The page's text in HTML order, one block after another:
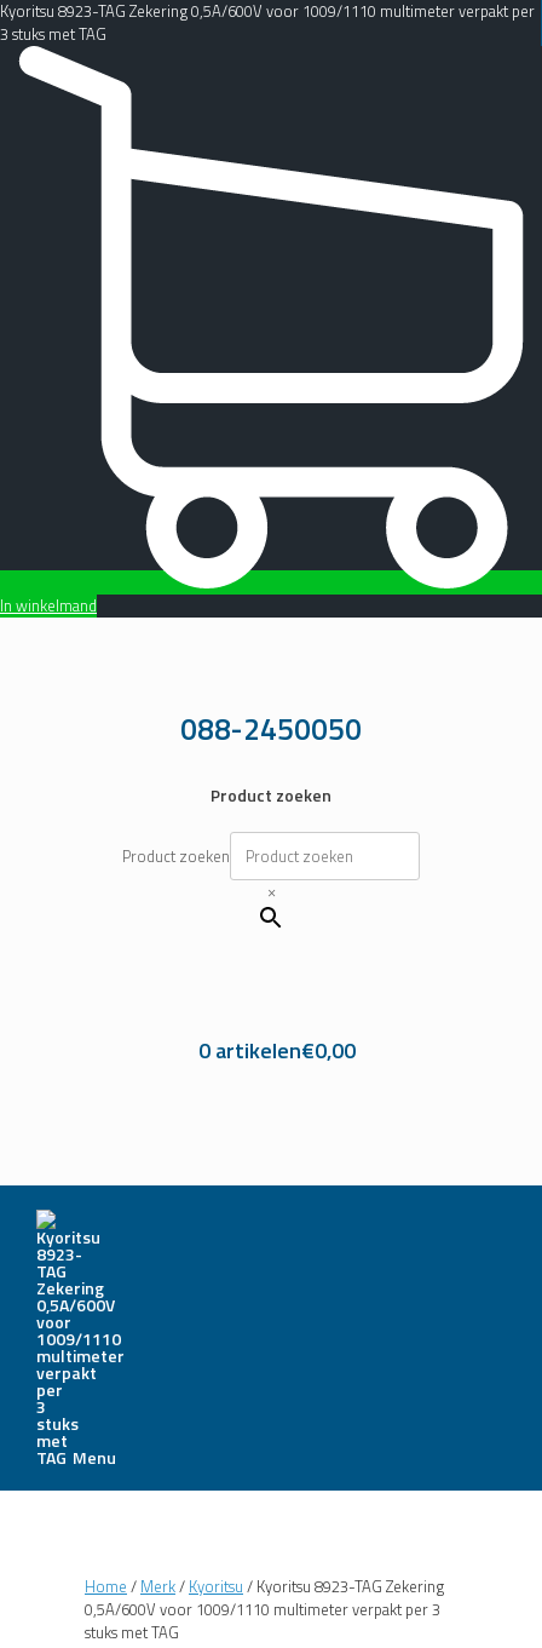
Kyoritsu 8923-TAG Zekering 0,5A/600V voor 1009/1110 multimeter verpakt per
3 stuks met TAG
In winkelmand
088-2450050
Product zoeken
Product zoeken
×
0 artikelen€0,00
Menu
Home / Merk/ Kyoritsu / Kyoritsu 8923-TAG Zekering
0,5A/600V voor 1009/1110 multimeter verpakt per 3
stuks met TAG